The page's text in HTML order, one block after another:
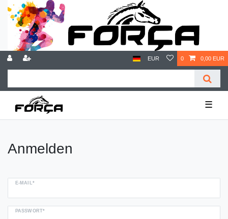
EUR 0 0,00 EUR
☰
Anmelden
E-MAIL*
PASSWORT*